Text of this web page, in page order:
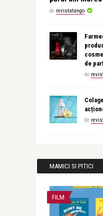
de revistatango
de
de
de
MAMICI SI PITICI
FILM